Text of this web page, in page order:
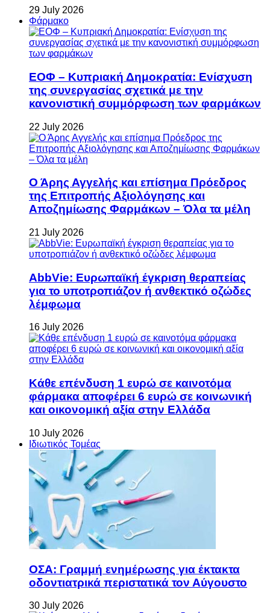
29 July 2026
Φάρμακο
ΕΟΦ – Κυπριακή Δημοκρατία: Ενίσχυση
της συνεργασίας σχετικά με την
κανονιστική συμμόρφωση των φαρμάκων
22 July 2026
Ο Άρης Αγγελής και επίσημα Πρόεδρος
της Επιτροπής Αξιολόγησης και
Αποζημίωσης Φαρμάκων – Όλα τα μέλη
21 July 2026
AbbVie: Ευρωπαϊκή έγκριση θεραπείας
για το υποτροπιάζον ή ανθεκτικό οζώδες
λέμφωμα
16 July 2026
Κάθε επένδυση 1 ευρώ σε καινοτόμα
φάρμακα αποφέρει 6 ευρώ σε κοινωνική
και οικονομική αξία στην Ελλάδα
10 July 2026
Ιδιωτικός Τομέας
ΟΣΑ: Γραμμή ενημέρωσης για έκτακτα
οδοντιατρικά περιστατικά τον Αύγουστο
30 July 2026